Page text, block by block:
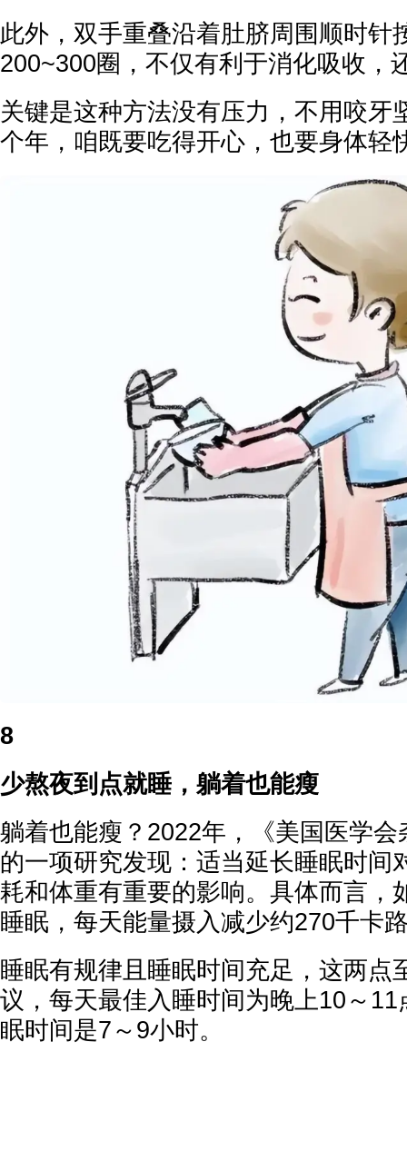
此外，双手重叠沿着肚脐周围顺时针
200~300圈，不仅有利于消化吸收，
关键是这种方法没有压力，不用咬牙
个年，咱既要吃得开心，也要身体轻
8
少熬夜到点就睡，躺着也能瘦
躺着也能瘦？2022年，《美国医学
的一项研究发现：适当延长睡眠时间
耗和体重有重要的影响。具体而言，
睡眠，每天能量摄入减少约270千卡
睡眠有规律且睡眠时间充足，这两点
议，每天最佳入睡时间为晚上10～
眠时间是7～9小时。